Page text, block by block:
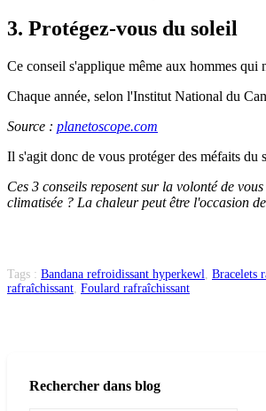
3. Protégez-vous du soleil
Ce conseil s'applique même aux hommes qui
Chaque année, selon l'Institut National du
Source : planetoscope.com
Il s'agit donc de vous protéger des méfaits du
Ces 3 conseils reposent sur la volonté de
climatisée ? La chaleur peut être l'occasion
Tags : Bandana refroidissant hyperkewl Bracelets
rafraîchissant Foulard rafraîchissant
Rechercher dans blog